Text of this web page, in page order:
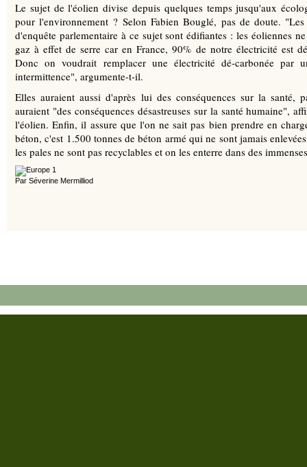
Le sujet de l'éolien divise depuis quelques temps jusqu'aux
pour l'environnement ? Selon Fabien Bouglé, pas de doute.
d'enquête parlementaire à ce sujet sont édifiantes : les éoliennes
gaz à effet de serre car en France, 90% de notre électricité est
Donc on voudrait remplacer une électricité dé-carbonée par
intermittence", argumente-t-il.
Elles auraient aussi d'après lui des conséquences sur la santé,
auraient "des conséquences désastreuses sur la santé humaine",
l'éolien. Enfin, il assure que l'on ne sait pas bien prendre en
béton, c'est 1.500 tonnes de béton armé qui ne sont jamais
les pales ne sont pas recyclables et on les enterre dans des
Par Séverine Mermilliod